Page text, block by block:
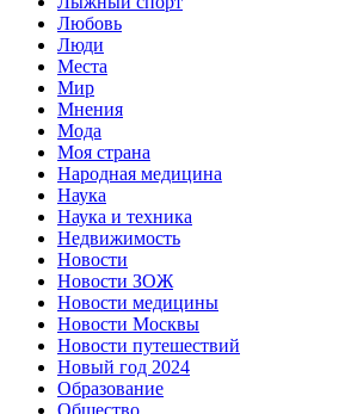
Любовь
Люди
Места
Мир
Мнения
Мода
Моя страна
Народная медицина
Наука
Наука и техника
Недвижимость
Новости
Новости ЗОЖ
Новости медицины
Новости Москвы
Новости путешествий
Новый год 2024
Образование